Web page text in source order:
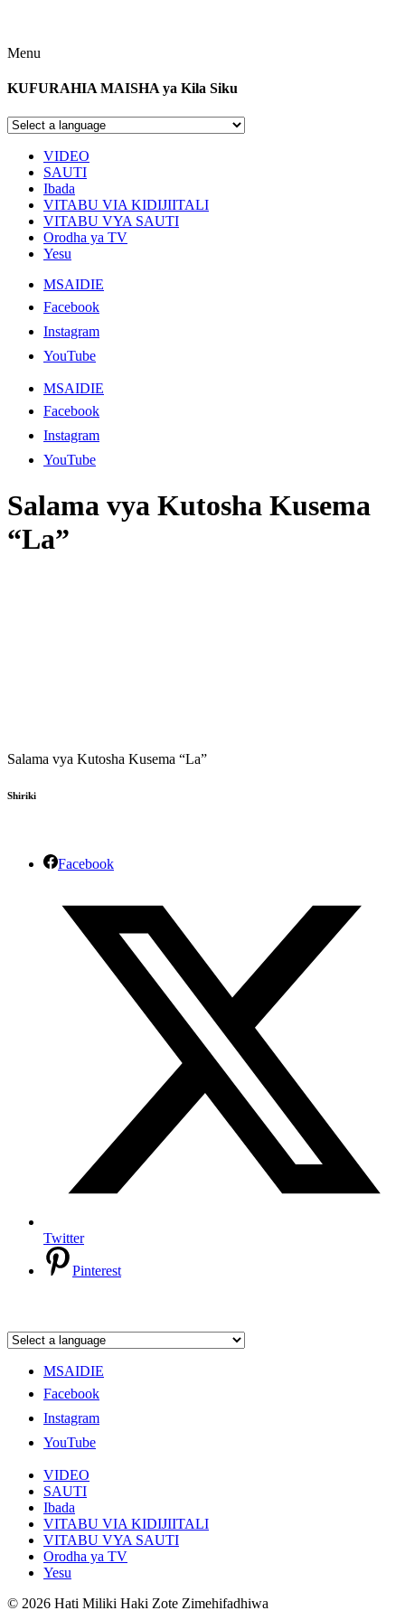
Menu
KUFURAHIA MAISHA ya Kila Siku
VIDEO
SAUTI
Ibada
VITABU VIA KIDIJIITALI
VITABU VYA SAUTI
Orodha ya TV
Yesu
MSAIDIE
Facebook
Instagram
YouTube
MSAIDIE
Facebook
Instagram
YouTube
Salama vya Kutosha Kusema
“La”
Salama vya Kutosha Kusema “La”
Shiriki
Facebook
Twitter
Pinterest
MSAIDIE
Facebook
Instagram
YouTube
VIDEO
SAUTI
Ibada
VITABU VIA KIDIJIITALI
VITABU VYA SAUTI
Orodha ya TV
Yesu
© 2026 Hati Miliki Haki Zote Zimehifadhiwa